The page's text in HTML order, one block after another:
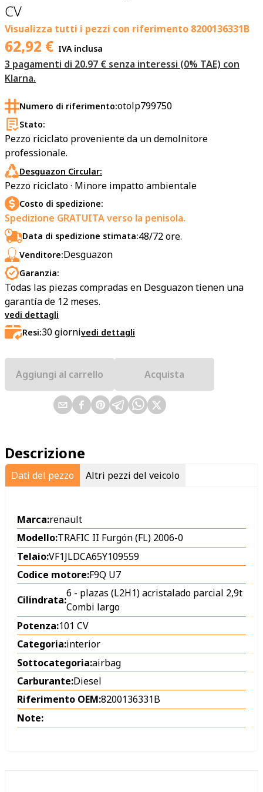
CV
Visualizza tutti i pezzi con riferimento 8200136331B
62,92 € IVA inclusa
3 pagamenti di 20.97 € senza interessi (0% TAE) con
Klarna.
Numero di riferimento:otolp799750
Stato:
Pezzo riciclato proveniente da un demolnitore
professionale.
Desguazon Circular:
Pezzo riciclato · Minore impatto ambientale
Costo di spedizione:
Spedizione GRATUITA verso la penisola.
Data di spedizione stimata:48/72 ore.
Venditore:Desguazon
Garanzia:
Todas las piezas compradas en Desguazon tienen una
garantía de 12 meses.
vedi dettagli
Resi:30giornivedi dettagli
Aggiungi al carrello Acquista
Descrizione
Dati del pezzo Altri pezzi del veicolo
Marca:renault
Modello:TRAFIC II Furgón (FL) 2006-0
Telaio:VF1JLDCA65Y109559
Codice motore:F9Q U7
Cilindrata:
6 - plazas (L2H1) acristalado parcial 2,9t
Combi largo
Potenza:101 CV
Categoria:interior
Sottocategoria:airbag
Carburante:Diesel
Riferimento OEM:8200136331B
Note: